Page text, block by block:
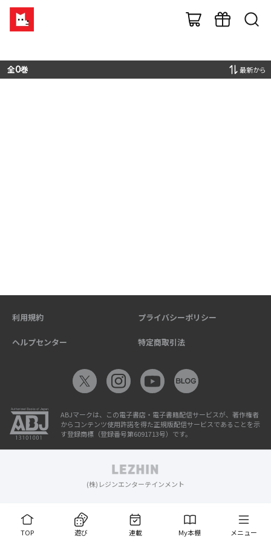
全0巻 最新から
TOP 遊び 連載 My本棚 メニュー
利用規約 プライバシーポリシー
ヘルプセンター 特定商取引法
ABJマークは、この電子書店・電子書籍配信サービスが、著作権者
からコンテンツ使用許諾を得た正規版配信サービスであることを示
す登録商標（登録番号第6091713号）です。
(株)レジンエンターテインメント